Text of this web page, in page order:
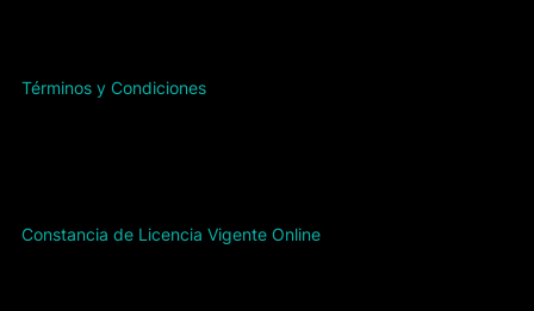
Términos y Condiciones
Constancia de Licencia Vigente Online